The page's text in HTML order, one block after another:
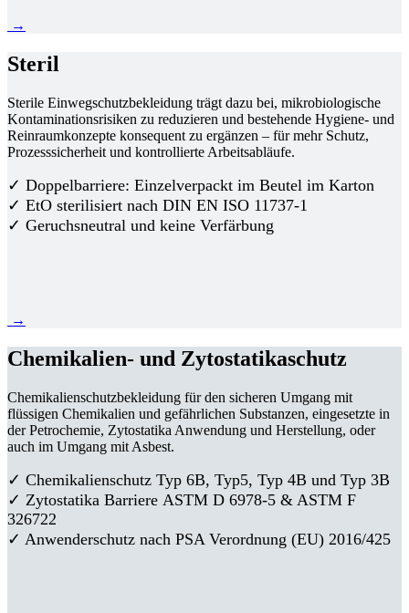
→
Steril
Sterile Einwegschutzbekleidung trägt dazu bei, mikrobiologische
Kontaminationsrisiken zu reduzieren und bestehende Hygiene- und
Reinraumkonzepte konsequent zu ergänzen – für mehr Schutz,
Prozesssicherheit und kontrollierte Arbeitsabläufe.
✓ Doppelbarriere: Einzelverpackt im Beutel im Karton
✓ EtO sterilisiert nach DIN EN ISO 11737-1
✓ Geruchsneutral und keine Verfärbung
→
Chemikalien- und Zytostatikaschutz
Chemikalienschutzbekleidung für den sicheren Umgang mit
flüssigen Chemikalien und gefährlichen Substanzen, eingesetzte in
der Petrochemie, Zytostatika Anwendung und Herstellung, oder
auch im Umgang mit Asbest.
✓ Chemikalienschutz Typ 6B, Typ5, Typ 4B und Typ 3B
✓ Zytostatika Barriere ASTM D 6978-5 & ASTM F
326722
✓ Anwenderschutz nach PSA Verordnung (EU) 2016/425